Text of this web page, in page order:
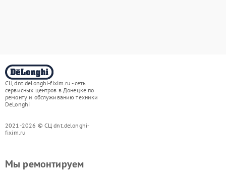
СЦ dnt.delonghi-fixim.ru - сеть
сервисных центров в Донецке по
ремонту и обслуживанию техники
DeLonghi
2021-2026 © СЦ dnt.delonghi-
fixim.ru
Мы ремонтируем